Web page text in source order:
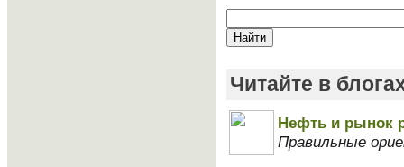
Читайте в
Нефть и рынок
Правильные